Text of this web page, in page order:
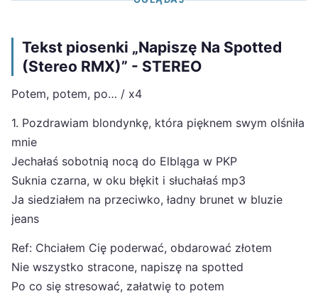
Tekst piosenki „Napiszę Na Spotted
(Stereo RMX)” - STEREO
Potem, potem, po… / x4
1. Pozdrawiam blondynkę, która pięknem swym olśniła
mnie
Jechałaś sobotnią nocą do Elbląga w PKP
Suknia czarna, w oku błękit i słuchałaś mp3
Ja siedziałem na przeciwko, ładny brunet w bluzie
jeans
Ref: Chciałem Cię poderwać, obdarować złotem
Nie wszystko stracone, napiszę na spotted
Po co się stresować, załatwię to potem